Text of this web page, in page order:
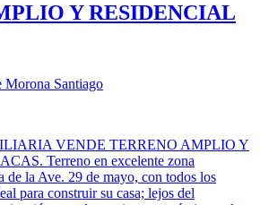
Y RESIDENCIAL
Morona Santiago
VENDE TERRENO AMPLIO Y
Terreno en excelente zona
de la Ave. 29 de mayo, con todos los
para construir su casa; lejos del